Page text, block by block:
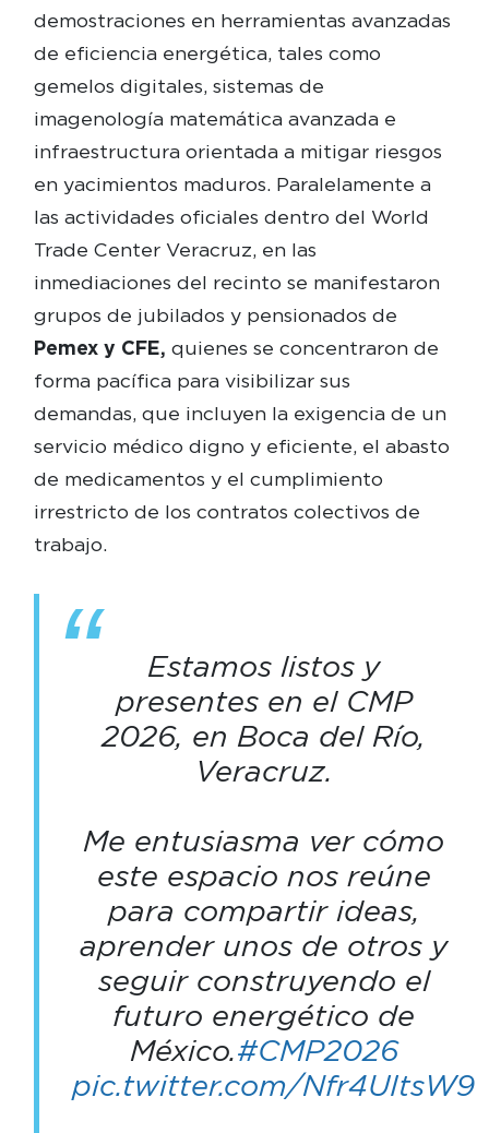
demostraciones en herramientas avanzadas
de eficiencia energética, tales como
gemelos digitales, sistemas de
imagenología matemática avanzada e
infraestructura orientada a mitigar riesgos
en yacimientos maduros. Paralelamente a
las actividades oficiales dentro del World
Trade Center Veracruz, en las
inmediaciones del recinto se manifestaron
grupos de jubilados y pensionados de
Pemex y CFE, quienes se concentraron de
forma pacífica para visibilizar sus
demandas, que incluyen la exigencia de un
servicio médico digno y eficiente, el abasto
de medicamentos y el cumplimiento
irrestricto de los contratos colectivos de
trabajo.
Estamos listos y
presentes en el CMP
2026, en Boca del Río,
Veracruz.
Me entusiasma ver cómo
este espacio nos reúne
para compartir ideas,
aprender unos de otros y
seguir construyendo el
futuro energético de
México.#CMP2026
pic.twitter.com/Nfr4UItsW9